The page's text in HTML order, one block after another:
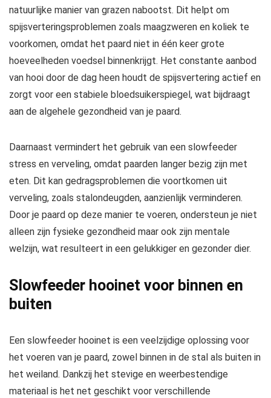
natuurlijke manier van grazen nabootst. Dit helpt om
spijsverteringsproblemen zoals maagzweren en koliek te
voorkomen, omdat het paard niet in één keer grote
hoeveelheden voedsel binnenkrijgt. Het constante aanbod
van hooi door de dag heen houdt de spijsvertering actief en
zorgt voor een stabiele bloedsuikerspiegel, wat bijdraagt
aan de algehele gezondheid van je paard.
Daarnaast vermindert het gebruik van een slowfeeder
stress en verveling, omdat paarden langer bezig zijn met
eten. Dit kan gedragsproblemen die voortkomen uit
verveling, zoals stalondeugden, aanzienlijk verminderen.
Door je paard op deze manier te voeren, ondersteun je niet
alleen zijn fysieke gezondheid maar ook zijn mentale
welzijn, wat resulteert in een gelukkiger en gezonder dier.
Slowfeeder hooinet voor binnen en
buiten
Een slowfeeder hooinet is een veelzijdige oplossing voor
het voeren van je paard, zowel binnen in de stal als buiten in
het weiland. Dankzij het stevige en weerbestendige
materiaal is het net geschikt voor verschillende